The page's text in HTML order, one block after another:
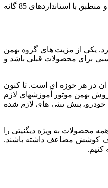
قائم مقام اجرایی مدیر عامل بهمن موتور با اشاره به بهره مندی این خودرو از استانداردهای بالای کیفی تصریح کرد: به لحاظ کیفی، خودروی دیگنیتی استاندارد اروپا را داراست و منطبق با استانداردهای 85 گانه
یکی از مزیت های گروه بهمن
برای محصولات قبلی باشد و
در هر حوزه ای است. تا کنون
بهمن موتور آموزشهای لازم
که طی دوره گارانتی و پشتیبانی 10 ساله، برای قطعات یدکی این خودرو، پیش بینی های لازم شده
هدف گروه بهمن این است که همه محصولات به ویژه دیگنیتی را
هدف کوشش مضاعف داشته باشند.
کنیم.